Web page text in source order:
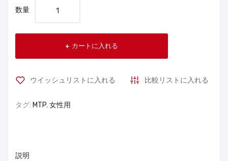
数量
カートに入れる
ウイッシュリストに入れる 比較リストに入れる
タグ: MTP,女性用
説明